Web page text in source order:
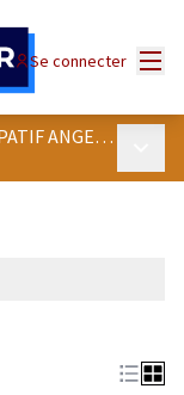
Se connecter
LES RÉALISATIONS DU BUDGET PARTICIPATIF ANGEVIN